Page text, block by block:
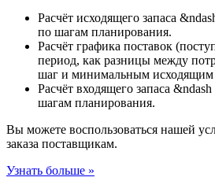
Расчёт исходящего запаса
по шагам планирования.
Расчёт графика поставок
период, как разницы между
шаг и минимальным исходящим
Расчёт входящего запаса
шагам планирования.
Вы можете воспользоваться нашей
заказа поставщикам.
Узнать больше »